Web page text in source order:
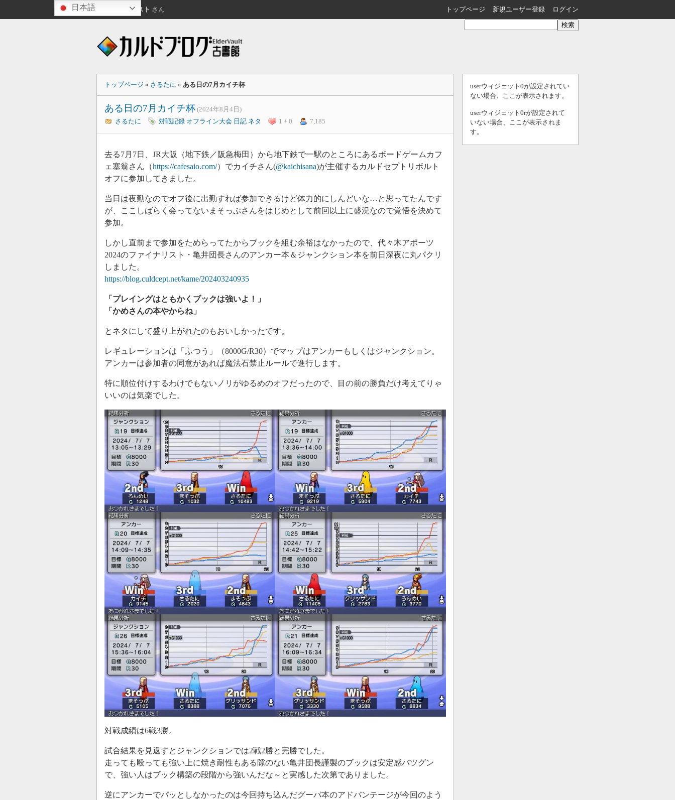
ゲスト さん トップページ 新規ユーザー登録 ログイン
トップページ » さるたに » ある日の7月カイチ杯
ある日の7月カイチ杯 (2024年8月4日)
さるたに
対戦記録 オフライン大会 日記 ネタ 1 + 0 7,185
去る7月7日、JR大阪（地下鉄／阪急梅田）から地下鉄で一駅のところにあるボードゲームカフ
ェ塞翁さん（https://cafesaio.com/）でカイチさん(@kaichisana)が主催するカルドセプトリボルト
オフに参加してきました。
当日は夜勤なのでオフ後に出勤すれば参加できるけど体力的にしんどいな…と思ってたんです
が、ここしばらく会ってないまそっぷさんをはじめとして前回以上に盛況なので覚悟を決めて
参加。
しかし直前まで参加をためらってたからブックを組む余裕はなかったので、代々木アポーツ
2024のファイナリスト・亀井団長さんのアンカー本＆ジャンクション本を前日深夜に丸パクリ
しました。
https://blog.culdcept.net/kame/202403240935
「プレイングはともかくブックは強いよ！」
「かめさんの本やからね」
とネタにして盛り上がれたのもおいしかったです。
レギュレーションは「ふつう」（8000G/R30）でマップはアンカーもしくはジャンクション。
アンカーは参加者の同意があれば魔法石禁止ルールで進行します。
特に順位付けするわけでもないノリがゆるめのオフだったので、目の前の勝負だけ考えてりゃ
いいのは気楽でした。
対戦成績は6戦3勝。
試合結果を見返すとジャンクションでは2戦2勝と完勝でした。
走っても殴っても強い上に焼き耐性もある隙のない亀井団長謹製のブックは安定感バツグン
で、強い人はブック構築の段階から強いんだな～と実感した次第でありました。
逆にアンカーでパッとしなかったのは今回持ち込んだグーバ本のアドバンテージが今回のよう
userウィジェット0が設定されてい
ない場合、ここが表示されます。
userウィジェット0rが設定されて
いない場合、ここが表示されま
す。
日本語